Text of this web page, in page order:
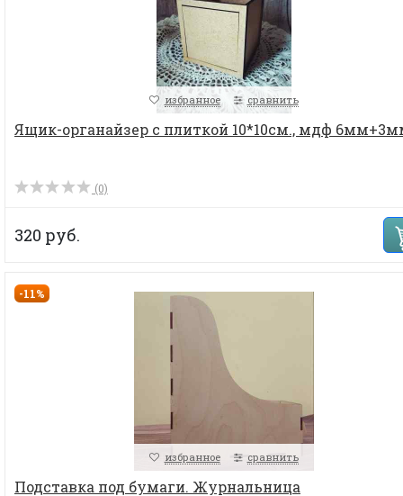
избранное сравнить
Ящик-органайзер с плиткой 10*10см., мдф
(0)
320 руб.
-11%
избранное сравнить
Подставка под бумаги. Журнальница